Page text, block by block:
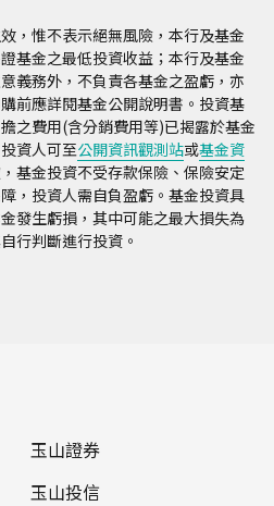
，惟不表示絕無風險，本行及基金
基金之最低投資收益；本行及基金
義務外，不負責各基金之盈虧，亦
前應詳閱基金公開說明書。投資基
之費用(含分銷費用等)已揭露於基金
資人可至公開資訊觀測站或基金資
基金投資不受存款保險、保險安定
，投資人需自負盈虧。基金投資具
發生虧損，其中可能之最大損失為
行判斷進行投資。
玉山證券
玉山投信